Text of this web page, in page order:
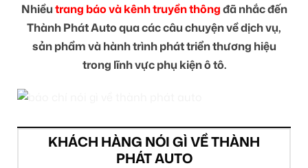
Nhiềutrang báo và kênh truyền thôngđã nhắc đến
Thành Phát Auto qua các câu chuyện về dịch vụ,
sản phẩm và hành trình phát triển thương hiệu
trong lĩnh vực phụ kiện ô tô.
KHÁCH HÀNG NÓI GÌ VỀ THÀNH
PHÁT AUTO